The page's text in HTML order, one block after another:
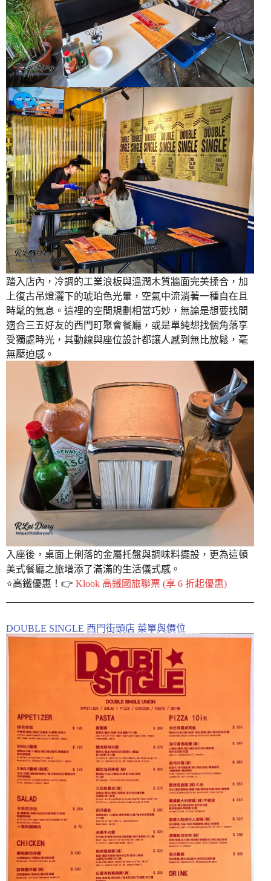
踏入店內，冷調的工業浪板與溫潤木質牆面完美揉合，加
上復古吊燈灑下的琥珀色光暈，空氣中流淌著一種自在且
時髦的氣息。這裡的空間規劃相當巧妙，無論是想要找間
適合三五好友的西門町聚會餐廳，或是單純想找個角落享
受獨處時光，其動線與座位設計都讓人感到無比放鬆，毫
無壓迫感。
入座後，桌面上俐落的金屬托盤與調味料擺設，更為這頓
美式餐廳之旅增添了滿滿的生活儀式感。
⭐️高鐵優惠！👉 Klook 高鐵國旅聯票 (享 6 折起優惠)
DOUBLE SINGLE 西門街頭店 菜單與價位